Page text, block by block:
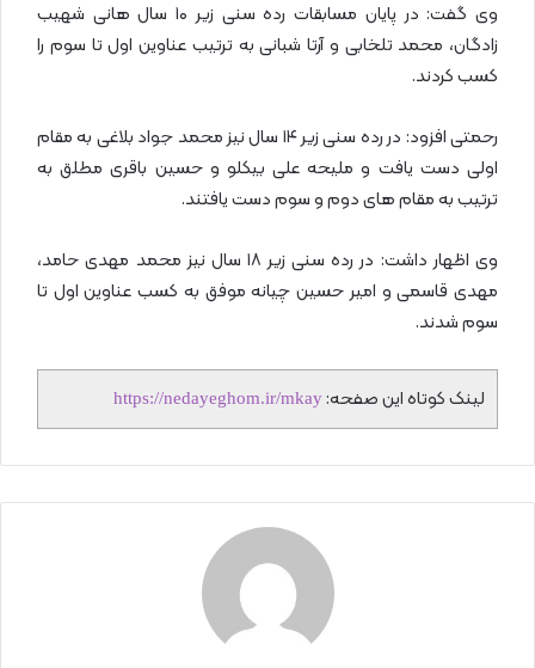
وی گفت: در پایان مسابقات رده سنی زیر ۱۰ سال هانی شهیب
زادگان، محمد تلخابی و آرتا شبانی به ترتیب عناوین اول تا سوم را
کسب کردند.
رحمتی افزود: در رده سنی زیر ۱۴ سال نیز محمد جواد بلاغی به مقام
اولی دست یافت و ملیحه علی بیکلو و حسین باقری مطلق به
ترتیب به مقام های دوم و سوم دست یافتند.
وی اظهار داشت: در رده سنی زیر ۱۸ سال نیز محمد مهدی حامد،
مهدی قاسمی و امیر حسین چیانه موفق به کسب عناوین اول تا
سوم شدند.
لینک کوتاه این صفحه: https://nedayeghom.ir/mkay